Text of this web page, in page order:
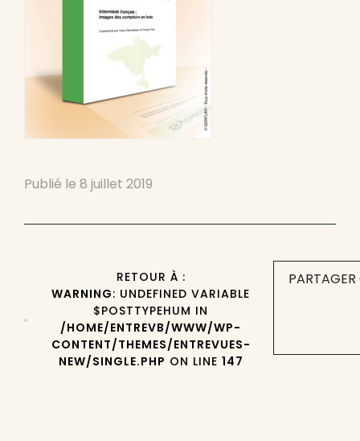
Publié le 8 juillet 2019
RETOUR À :
WARNING: UNDEFINED VARIABLE
$POSTTYPEHUM IN
/HOME/ENTREVB/WWW/WP-
CONTENT/THEMES/ENTREVUES-
NEW/SINGLE.PHP ON LINE 147